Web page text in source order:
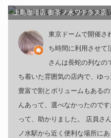
上島珈琲店 御茶ノ水ワテラス店
東京ドームで開催さ
ち時間に利用させて
さんは長蛇の列なの
ち着いた雰囲気の店内で、ゆ
豊富で割とボリュームもある
んあって、選べなかったので
って、助かりました。 店員さ
ノ水駅から近く便利な場所にあ